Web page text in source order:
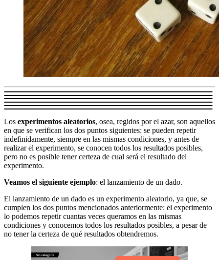
Los experimentos aleatorios, osea, regidos por el azar, son aquellos
en que se verifican los dos puntos siguientes: se pueden repetir
indefinidamente, siempre en las mismas condiciones, y antes de
realizar el experimento, se conocen todos los resultados posibles,
pero no es posible tener certeza de cual será el resultado del
experimento.
Veamos el siguiente ejemplo: el lanzamiento de un dado.
El lanzamiento de un dado es un experimento aleatorio, ya que, se
cumplen los dos puntos mencionados anteriormente: el experimento
lo podemos repetir cuantas veces queramos en las mismas
condiciones y conocemos todos los resultados posibles, a pesar de
no tener la certeza de qué resultados obtendremos.